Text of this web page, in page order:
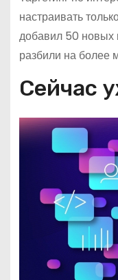
настраивать
добавил 50 новых
разбили на более
Сейчас